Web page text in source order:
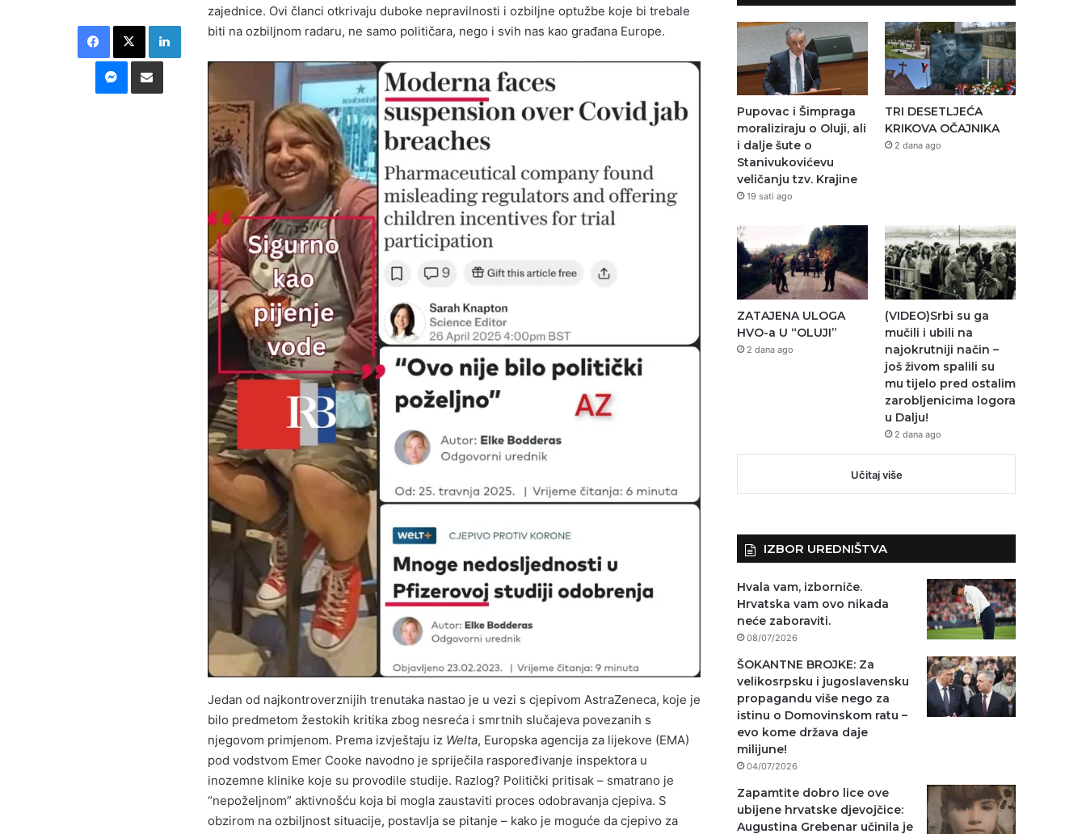
zajednice. Ovi članci otkrivaju duboke nepravilnosti i ozbiljne optužbe koje bi trebale
biti na ozbiljnom radaru, ne samo političara, nego i svih nas kao građana Europe.
Jedan od najkontroverznijih trenutaka nastao je u vezi s cjepivom AstraZeneca, koje je
bilo predmetom žestokih kritika zbog nesreća i smrtnih slučajeva povezanih s
njegovom primjenom. Prema izvještaju iz Welta, Europska agencija za lijekove (EMA)
pod vodstvom Emer Cooke navodno je spriječila raspoređivanje inspektora u
inozemne klinike koje su provodile studije. Razlog? Politički pritisak – smatrano je
“nepoželjnom” aktivnošću koja bi mogla zaustaviti proces odobravanja cjepiva. S
obzirom na ozbiljnost situacije, postavlja se pitanje – kako je moguće da cjepivo za
Facebook
X LinkedIn
Messenger
Podijeli putem E-maila
Pupovac i Šimpraga
moraliziraju o Oluji, ali
i dalje šute o
Stanivukovićevu
veličanju tzv. Krajine
19 sati ago
TRI DESETLJEĆA
KRIKOVA OČAJNIKA
2 dana ago
ZATAJENA ULOGA
HVO-a U “OLUJI”
2 dana ago
(VIDEO)Srbi su ga
mučili i ubili na
najokrutniji način –
još živom spalili su
mu tijelo pred ostalim
zarobljenicima logora
u Dalju!
2 dana ago
Učitaj više
IZBOR UREDNIŠTVA
Hvala vam, izborniče.
Hrvatska vam ovo nikada
neće zaboraviti.
08/07/2026
ŠOKANTNE BROJKE: Za
velikosrpsku i jugoslavensku
propagandu više nego za
istinu o Domovinskom ratu –
evo kome država daje
milijune!
04/07/2026
Zapamtite dobro lice ove
ubijene hrvatske djevojčice:
Augustina Grebenar učinila je